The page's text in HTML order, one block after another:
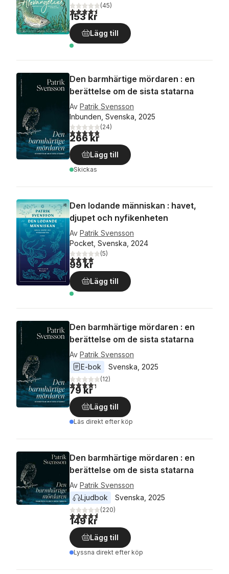
4,5utav 5 stjärnor. Totalt antal röster:
(45)
153 kr
Lägg till
Den barmhärtige mördaren : en
berättelse om de sista statarna
Av Patrik Svensson
Inbunden, Svenska, 2025
4,8utav 5 stjärnor. Totalt antal röster:
(24)
266 kr
Lägg till
Skickas
Den lodande människan : havet,
djupet och nyfikenheten
Av Patrik Svensson
Pocket, Svenska, 2024
4,0utav 5 stjärnor. Totalt antal röster:
(5)
99 kr
Lägg till
Den barmhärtige mördaren : en
berättelse om de sista statarna
Av Patrik Svensson
E-bok
Svenska 2025
4,3utav 5 stjärnor. Totalt antal röster:
(12)
79 kr
Lägg till
Läs direkt efter köp
Den barmhärtige mördaren : en
berättelse om de sista statarna
Av Patrik Svensson
Ljudbok
Svenska 2025
4,6utav 5 stjärnor. Totalt antal röster:
(220)
149 kr
Lägg till
Lyssna direkt efter köp